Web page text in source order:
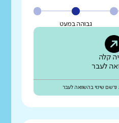
גבוהה במעט
קלה
לעבר
שינוי בהשוואה לעבר